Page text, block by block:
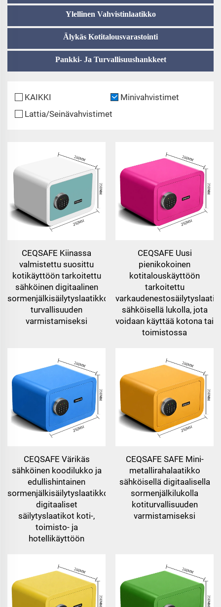
Ylellinen Vahvistinlaatikko
Älykäs Kotitalousvarastointi
Pankki- Ja Turvallisuushankkeet
KAIKKI
Minivahvistimet
Lattia/Seinävahvistimet
CEQSAFE Kiinassa
valmistettu suosittu
kotikäyttöön tarkoitettu
sähköinen digitaalinen
sormenjälkisäilytyslaatikko
turvallisuuden
varmistamiseksi
CEQSAFE Uusi
pienikokoinen
kotitalouskäyttöön
tarkoitettu
sähköisellä lukolla, jota
voidaan käyttää kotona tai
toimistossa
CEQSAFE Värikäs
sähköinen koodilukko ja
edullishintainen
sormenjälkisäilytyslaatikko,
digitaaliset
säilytyslaatikot koti-,
toimisto- ja
hotellikäyttöön
CEQSAFE SAFE Mini-
metallirahalaatikko
sähköisellä digitaalisella
sormenjälkilukolla
kotiturvallisuuden
varmistamiseksi